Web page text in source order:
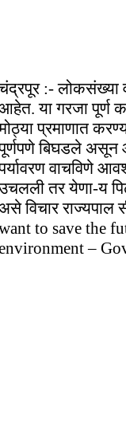
:- लोकसंख्या
या गरजा पूर्ण
प्रमाणात
बिघडले असून
वाचविणे
तर येणा-य
विचार राज्यपाल
to save the
–